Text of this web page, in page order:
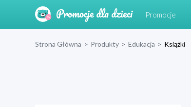
Promocje
Strona Główna > Produkty > Edukacja > Książki